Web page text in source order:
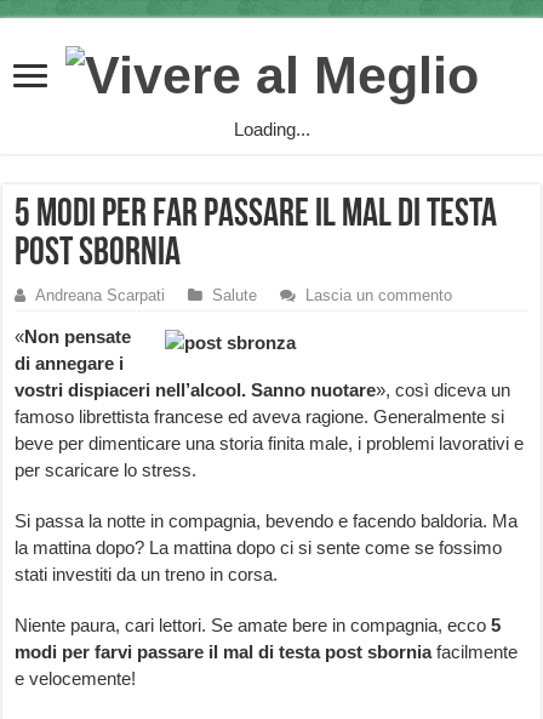
Loading...
5 modi per far passare il mal di testa
post sbornia
Andreana Scarpati Salute Lascia un commento
«Non pensate
di annegare i
vostri dispiaceri nell’alcool. Sanno nuotare», così diceva un
famoso librettista francese ed aveva ragione. Generalmente si
beve per dimenticare una storia finita male, i problemi lavorativi e
per scaricare lo stress.
Si passa la notte in compagnia, bevendo e facendo baldoria. Ma
la mattina dopo? La mattina dopo ci si sente come se fossimo
stati investiti da un treno in corsa.
Niente paura, cari lettori. Se amate bere in compagnia, ecco 5
modi per farvi passare il mal di testa post sborniafacilmente
e velocemente!